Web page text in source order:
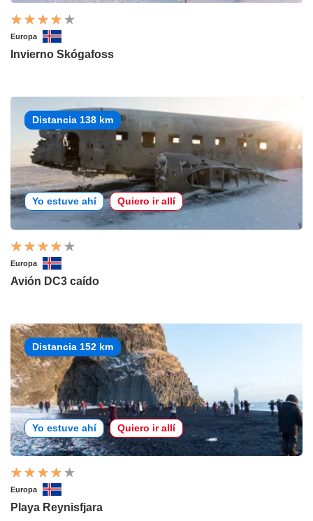
Europa
Invierno Skógafoss
Distancia 138 km
Yo estuve ahí Quiero ir allí
Europa
Avión DC3 caído
Distancia 152 km
Yo estuve ahí Quiero ir allí
Europa
Playa Reynisfjara